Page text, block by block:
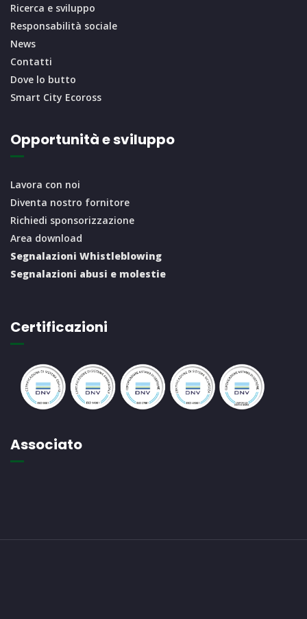
Ricerca e sviluppo
Responsabilità sociale
News
Contatti
Dove lo butto
Smart City Ecoross
Opportunità e sviluppo
Lavora con noi
Diventa nostro fornitore
Richiedi sponsorizzazione
Area download
Segnalazioni Whistleblowing
Segnalazioni abusi e molestie
Certificazioni
Associato